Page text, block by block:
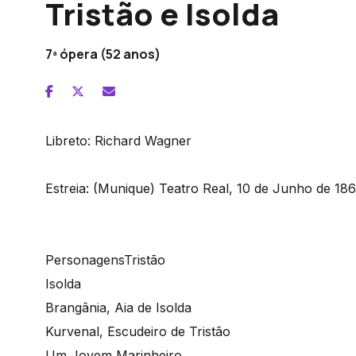
Tristão e Isolda
7ª ópera (52 anos)
Libreto: Richard Wagner
Estreia: (Munique) Teatro Real, 10 de Junho de
PersonagensTristão
Isolda
Brangânia, Aia de Isolda
Kurvenal, Escudeiro de Tristão